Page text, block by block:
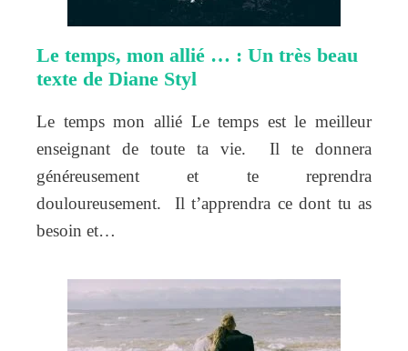
Le temps, mon allié … : Un très beau
texte de Diane Styl
Le temps mon allié Le temps est le meilleur
enseignant de toute ta vie. Il te donnera
généreusement et te reprendra
douloureusement. Il t’apprendra ce dont tu as
besoin et…